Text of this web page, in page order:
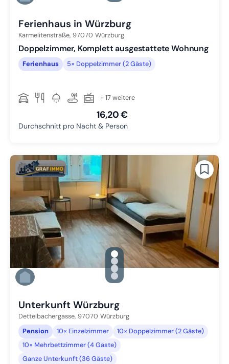
Zu Slide 4 wechseln
Ferienhaus in Würzburg
Karmelitenstraße, 97070 Würzburg
Doppelzimmer, Komplett ausgestattete Wohnung
Ferienhaus 5× Doppelzimmer (2 Gäste)
+ 17 weitere
16,20 €
Durchschnitt pro Nacht & Person
gallery.slide_selector
Zu Slide 1 wechseln
Zu Slide 2 wechseln
Zu Slide 3 wechseln
Zu Slide 4 wechseln
Unterkunft Würzburg
Dettelbachergasse, 97070 Würzburg
Pension
10× Einzelzimmer
10× Doppelzimmer (2 Gäste)
10× Mehrbettzimmer (4 Gäste)
Ganze Unterkunft (36 Gäste)